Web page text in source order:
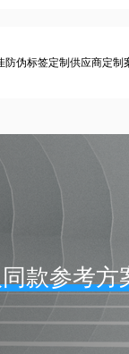
伪标签定制供应商定制
款参考方